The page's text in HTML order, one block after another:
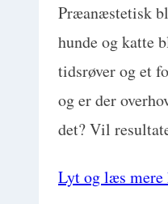
Præanæstetisk
hunde og katte
tidsrøver og et
og er der
det? Vil
Lyt og læs mere